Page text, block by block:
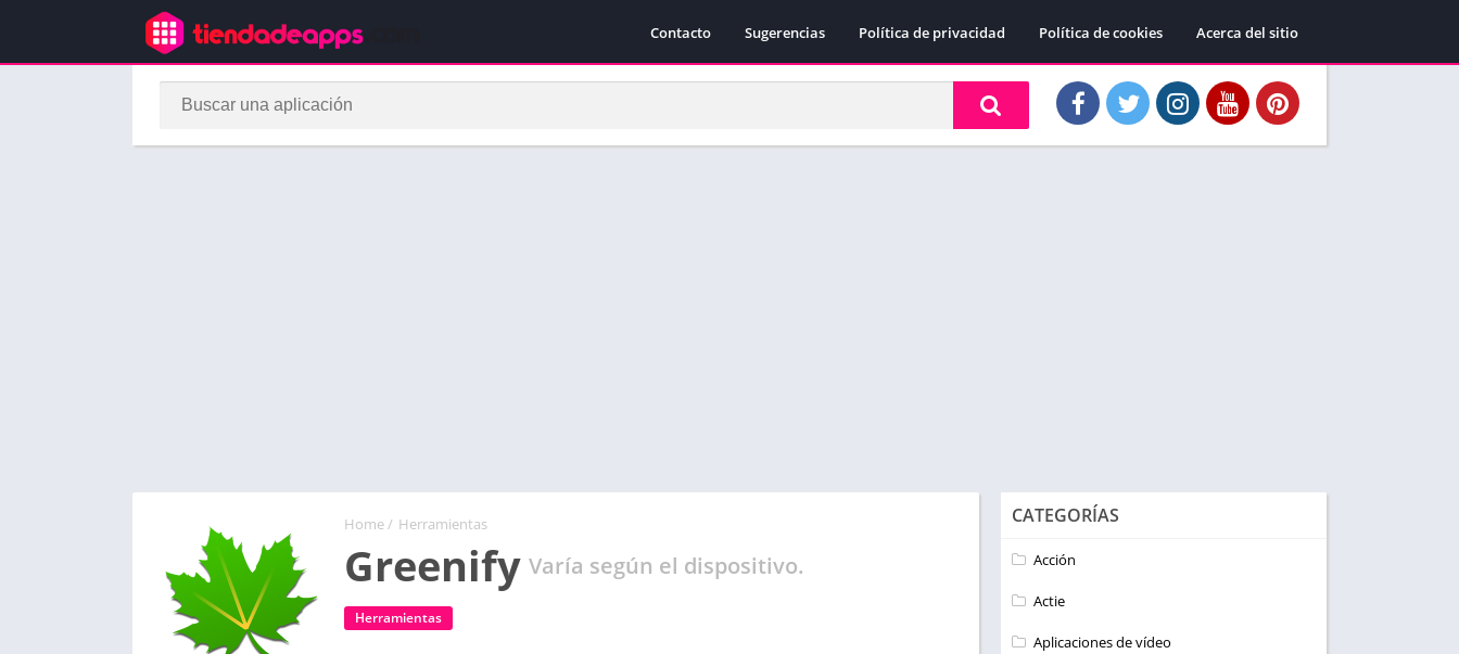
Contacto Sugerencias Política de privacidad Política de cookies Acerca del sitio
Home/ Herramientas
Greenify Varía según el dispositivo.
Herramientas
CATEGORÍAS
Acción
Actie
Aplicaciones de vídeo